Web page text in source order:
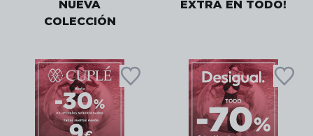
NUEVA
COLECCIÓN
EXTRA EN TODO!